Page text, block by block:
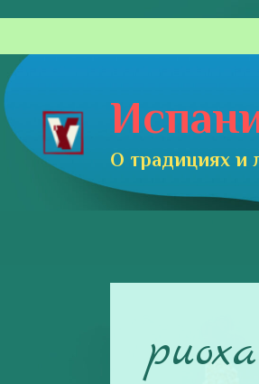
Перейти
содержимому
О традициях и
риоха